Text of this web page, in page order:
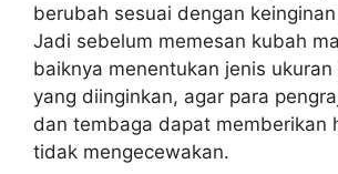
berubah sesuai dengan
Jadi sebelum memesan kubah
baiknya menentukan jenis
yang diinginkan, agar para
dan tembaga dapat memberikan
tidak mengecewakan.